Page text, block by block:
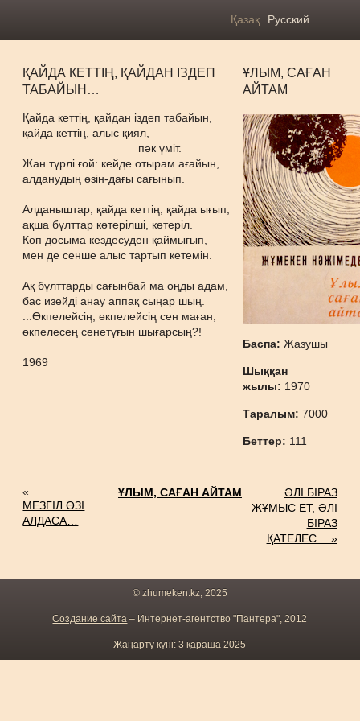
Қазақ Русский
ҚАЙДА КЕТТІҢ, ҚАЙДАН ІЗДЕП
ТАБАЙЫН…
Қайда кеттің, қайдан іздеп табайын,
қайда кеттің, алыс қиял,
пәк үміт.
Жан түрлі ғой: кейде отырам ағайын,
алданудың өзін-дағы сағынып.
Алданыштар, қайда кеттің, қайда ығып,
ақша бұлттар көтерілші, көтеріл.
Көп досыма кездесуден қаймығып,
мен де сенше алыс тартып кетемін.
Ақ бұлттарды сағынбай ма оңды адам,
бас изейді анау аппақ сыңар шың.
...Өкпелейсің, өкпелейсің сен маған,
өкпелесең сенетұғын шығарсың?!
1969
ҰЛЫМ, САҒАН
АЙТАМ
Баспа:Жазушы
Шыққан
жылы: 1970
Таралым:7000
Беттер: 111
«
МЕЗГІЛ ӨЗІ
АЛДАСА…
ҰЛЫМ, САҒАН АЙТАМ
ӘЛІ БІРАЗ
ЖҰМЫС ЕТ, ӘЛІ
БІРАЗ
ҚАТЕЛЕС… »
© zhumeken.kz, 2025
Создание сайта – Интернет-агентство "Пантера", 2012
Жаңарту күні: 3 қараша 2025